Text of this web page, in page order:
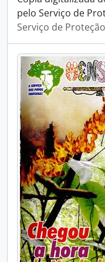
pelo Serviço de
Serviço de